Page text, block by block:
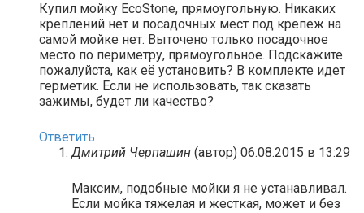
Купил мойку EcoStone, прямоугольную. Никаких
креплений нет и посадочных мест под крепеж на
самой мойке нет. Выточено только посадочное
место по периметру, прямоугольное. Подскажите
пожалуйста, как её установить? В комплекте идет
герметик. Если не использовать, так сказать
зажимы, будет ли качество?
Ответить
Дмитрий Черпашин (автор) 06.08.2015 в 13:29
Максим, подобные мойки я не устанавливал.
Если мойка тяжелая и жесткая, может и без